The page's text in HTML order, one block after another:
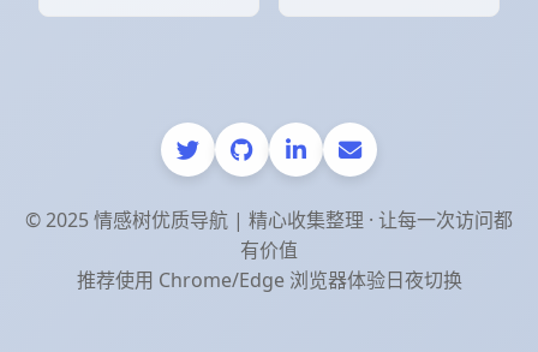
© 2025 情感树优质导航 | 精心收集整理 · 让每一次访问都
有价值
推荐使用 Chrome/Edge 浏览器体验日夜切换